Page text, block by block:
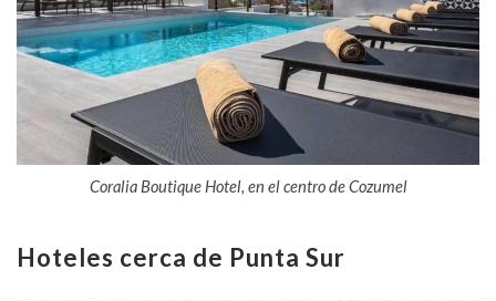
Coralia Boutique Hotel, en el centro de Cozumel
Hoteles cerca de Punta Sur